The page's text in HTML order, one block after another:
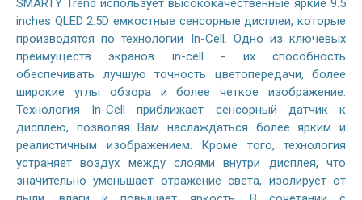
SMARTY Trend использует высококачественные яркие 9.5
inches QLED 2.5D емкостные сенсорные дисплеи, которые
производятся по технологии In-Cell. Одно из ключевых
преимуществ экранов in-cell - их способность
обеспечивать лучшую точность цветопередачи, более
широкие углы обзора и более четкое изображение.
Технология In-Cell приближает сенсорный датчик к
дисплею, позволяя Вам наслаждаться более ярким и
реалистичным изображением. Кроме того, технология
устраняет воздух между слоями внутри дисплея, что
значительно уменьшает отражение света, изолирует от